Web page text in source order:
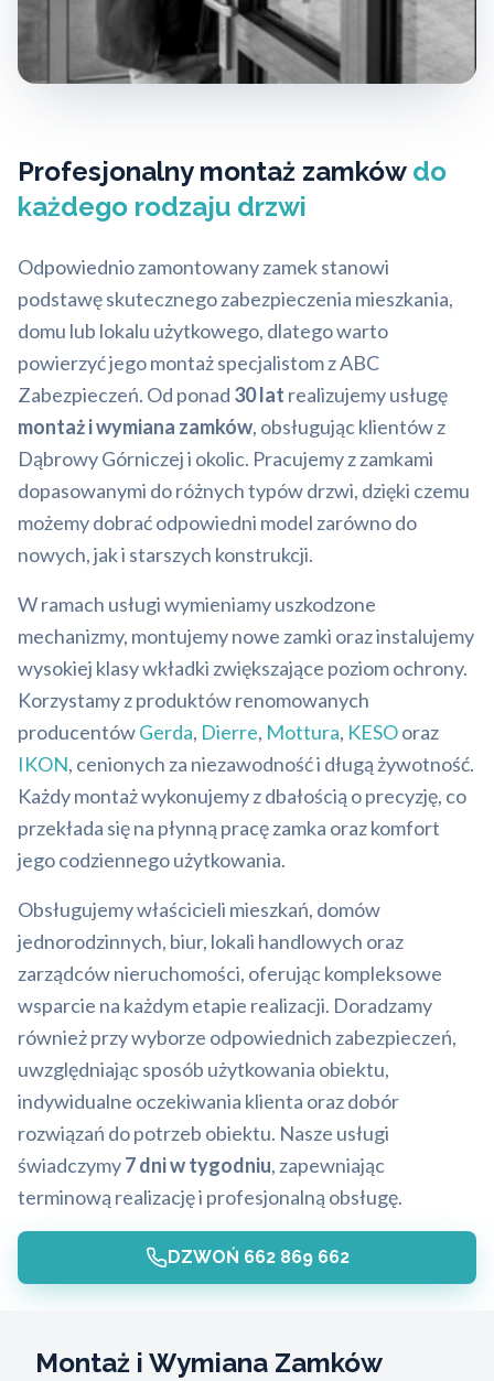
Profesjonalny montaż zamków do
każdego rodzaju drzwi
Odpowiednio zamontowany zamek stanowi
podstawę skutecznego zabezpieczenia mieszkania,
domu lub lokalu użytkowego, dlatego warto
powierzyć jego montaż specjalistom z ABC
Zabezpieczeń. Od ponad 30 lat realizujemy usługę
montaż i wymiana zamków, obsługując klientów z
Dąbrowy Górniczej i okolic. Pracujemy z zamkami
dopasowanymi do różnych typów drzwi, dzięki czemu
możemy dobrać odpowiedni model zarówno do
nowych, jak i starszych konstrukcji.
W ramach usługi wymieniamy uszkodzone
mechanizmy, montujemy nowe zamki oraz instalujemy
wysokiej klasy wkładki zwiększające poziom ochrony.
Korzystamy z produktów renomowanych
producentówGerda, Dierre, Mottura, KESOoraz
IKON, cenionych za niezawodność i długą żywotność.
Każdy montaż wykonujemy z dbałością o precyzję, co
przekłada się na płynną pracę zamka oraz komfort
jego codziennego użytkowania.
Obsługujemy właścicieli mieszkań, domów
jednorodzinnych, biur, lokali handlowych oraz
zarządców nieruchomości, oferując kompleksowe
wsparcie na każdym etapie realizacji. Doradzamy
również przy wyborze odpowiednich zabezpieczeń,
uwzględniając sposób użytkowania obiektu,
indywidualne oczekiwania klienta oraz dobór
rozwiązań do potrzeb obiektu. Nasze usługi
świadczymy7 dni w tygodniu, zapewniając
terminową realizację i profesjonalną obsługę.
DZWOŃ 662 869 662
Montaż i Wymiana Zamków